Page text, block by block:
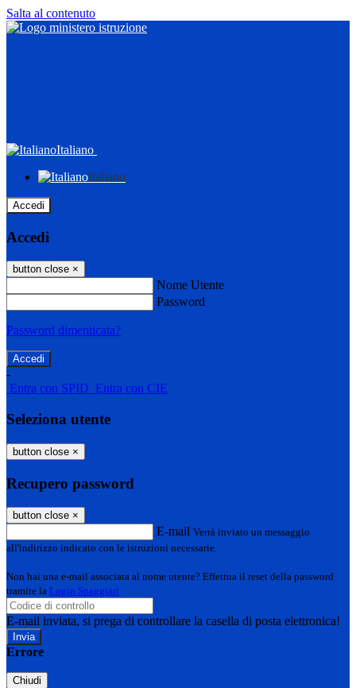
Salta al contenuto
Italiano
Italiano
Accedi
Accedi
button close ×
Nome Utente
Password
Password dimenticata?
-
Entra con SPID Entra con CIE
Seleziona utente
button close ×
Recupero password
button close ×
E-mail Verrà inviato un messaggio
all'indirizzo indicato con le istruzioni necessarie.
Non hai una e-mail associata al nome utente? Effettua il reset della password
tramite la Login Spaggiari
E-mail inviata, si prega di controllare la casella di posta elettronica!
Errore
Chiudi